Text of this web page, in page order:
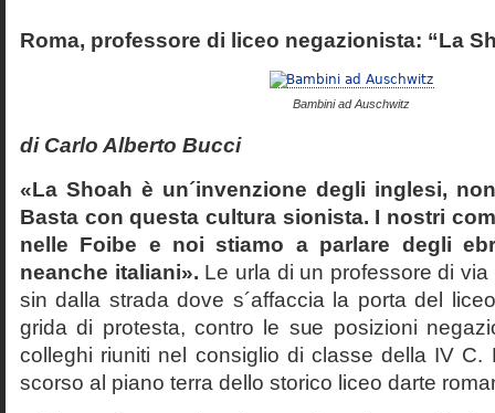
Roma, professore di liceo negazionista: “La
Bambini ad Auschwitz
di Carlo Alberto Bucci
«La Shoah è un´invenzione degli inglesi,
Basta con questa cultura sionista. I nostri
nelle Foibe e noi stiamo a parlare degli
neanche italiani». Le urla di un professore di
sin dalla strada dove s´affaccia la porta del
grida di protesta, contro le sue posizioni
colleghi riuniti nel consiglio di classe della IV C.
scorso al piano terra dello storico liceo darte